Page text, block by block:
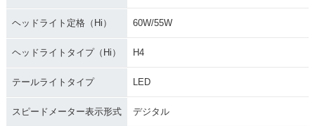
ヘッドライト定格（Hi） 60W/55W
ヘッドライトタイプ（Hi） H4
テールライトタイプ LED
スピードメーター表示形式 デジタル